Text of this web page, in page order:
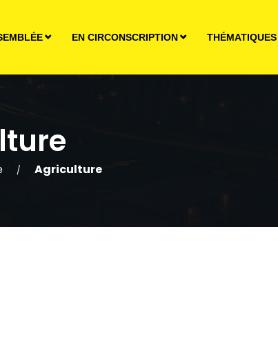
EN CIRCONSCRIPTION THÉMATIQUES
/ Agriculture